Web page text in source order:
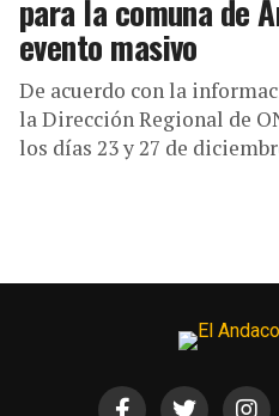
para la comuna de
evento masivo
De acuerdo con la
la Dirección Regional de
los días 23 y 27 de